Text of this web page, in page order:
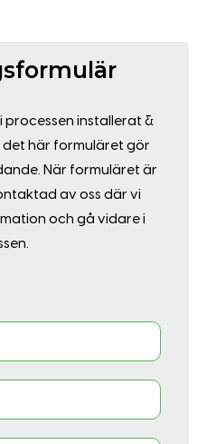
processen installerat &
det här formuläret gör
När formuläret är
av oss där vi
och gå vidare i